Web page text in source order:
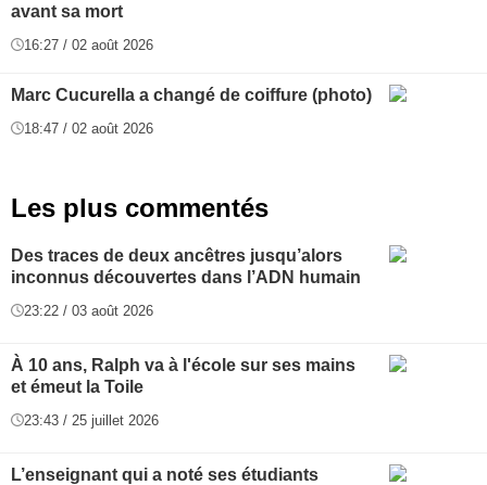
avant sa mort
16:27 / 02 août 2026
Marc Cucurella a changé de coiffure (photo)
18:47 / 02 août 2026
Les plus commentés
Des traces de deux ancêtres jusqu’alors
inconnus découvertes dans l’ADN humain
23:22 / 03 août 2026
À 10 ans, Ralph va à l'école sur ses mains
et émeut la Toile
23:43 / 25 juillet 2026
L’enseignant qui a noté ses étudiants